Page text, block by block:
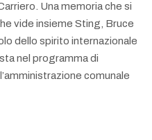
Una memoria che si
vide insieme Sting, Bruce
dello spirito internazionale
nel programma di
comunale